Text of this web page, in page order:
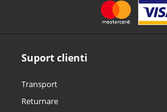
Suport clienti
Transport
Returnare